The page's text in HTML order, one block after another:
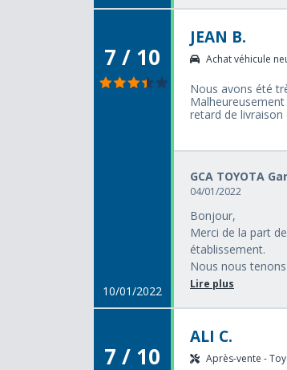
7 / 10
10/01/2022
JEAN B.
Achat véhicule
Nous avons été
retard de livraison
GCA TOYOTA
04/01/2022
Bonjour,
Merci de la part
établissement.
Nous nous
Lire plus
7 / 10
ALI C.
Après-vente -